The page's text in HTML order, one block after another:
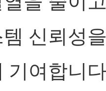
신뢰성
기여합니